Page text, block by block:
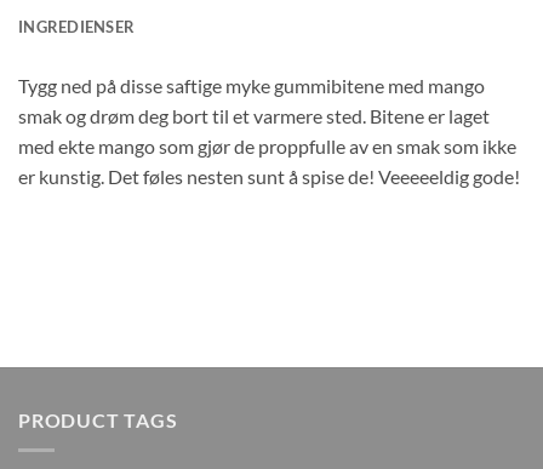
INGREDIENSER
Tygg ned på disse saftige myke gummibitene med mango
smak og drøm deg bort til et varmere sted. Bitene er laget
med ekte mango som gjør de proppfulle av en smak som ikke
er kunstig. Det føles nesten sunt å spise de! Veeeeeldig gode!
PRODUCT TAGS